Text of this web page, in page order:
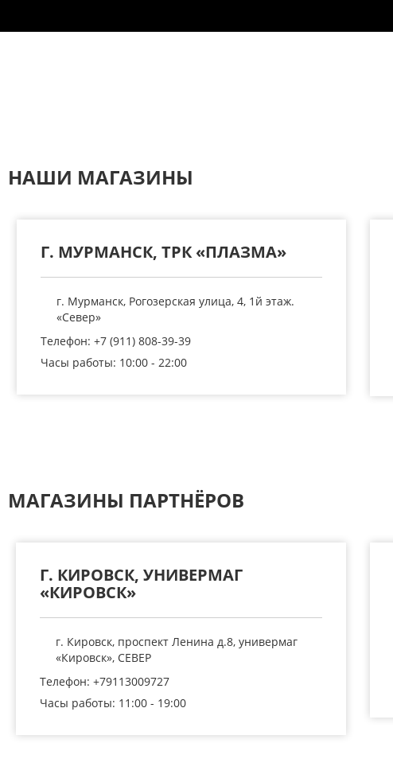
НАШИ МАГАЗИНЫ
Г. МУРМАНСК, ТРК «ПЛАЗМА»
г. Мурманск, Рогозерская улица, 4, 1й этаж.
«Север»
Телефон: +7 (911) 808-39-39
Часы работы: 10:00 - 22:00
МАГАЗИНЫ ПАРТНЁРОВ
Г. КИРОВСК, УНИВЕРМАГ
«КИРОВСК»
г. Кировск, проспект Ленина д.8, универмаг
«Кировск», СЕВЕР
Телефон: +79113009727
Часы работы: 11:00 - 19:00